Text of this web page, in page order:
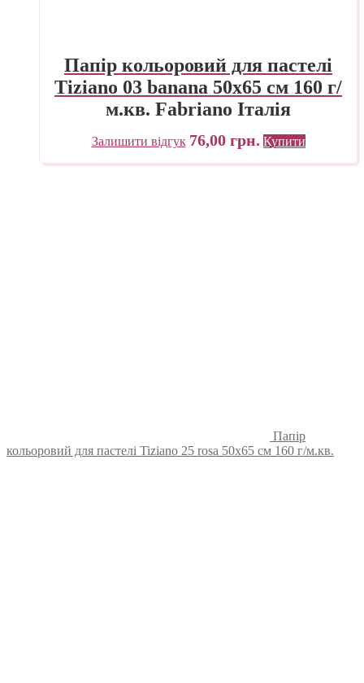
Папір кольоровий для пастелі
Tiziano 03 banana 50х65 см 160 г/
м.кв. Fabriano Італія
Залишити відгук 76,00 грн. Купити
Папір
кольоровий для пастелі Tiziano 25 rosa 50х65 см 160 г/м.кв.